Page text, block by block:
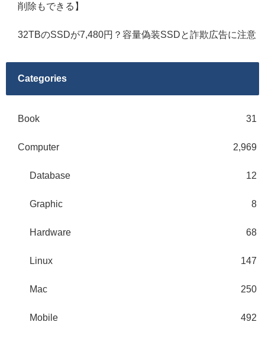
削除もできる】
32TBのSSDが7,480円？容量偽装SSDと詐欺広告に注意
Categories
Book 31
Computer 2,969
Database 12
Graphic 8
Hardware 68
Linux 147
Mac 250
Mobile 492